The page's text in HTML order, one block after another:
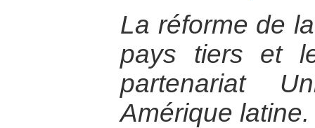
La réforme de
pays tiers et
partenariat
Amérique latine.